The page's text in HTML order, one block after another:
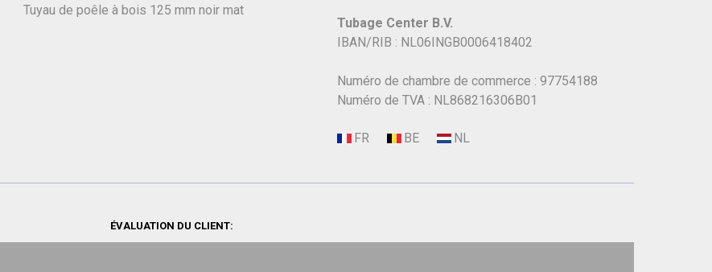
Tuyau de poêle à bois 125 mm noir mat
Tubage Center B.V.
IBAN/RIB : NL06INGB0006418402
Numéro de chambre de commerce : 97754188
Numéro de TVA : NL868216306B01
ÉVALUATION DU CLIENT: